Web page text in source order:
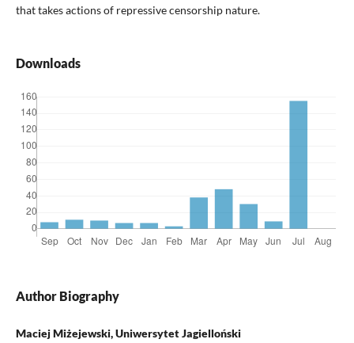
that takes actions of repressive censorship nature.
Downloads
Author Biography
Maciej Miżejewski, Uniwersytet Jagielloński